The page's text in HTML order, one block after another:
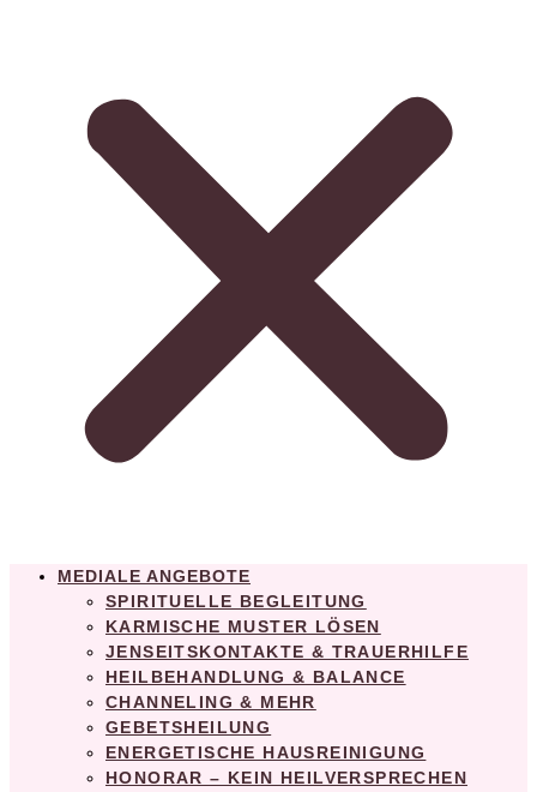
MEDIALE ANGEBOTE
SPIRITUELLE BEGLEITUNG
KARMISCHE MUSTER LÖSEN
JENSEITSKONTAKTE & TRAUERHILFE
HEILBEHANDLUNG & BALANCE
CHANNELING & MEHR
GEBETSHEILUNG
ENERGETISCHE HAUSREINIGUNG
HONORAR – KEIN HEILVERSPRECHEN